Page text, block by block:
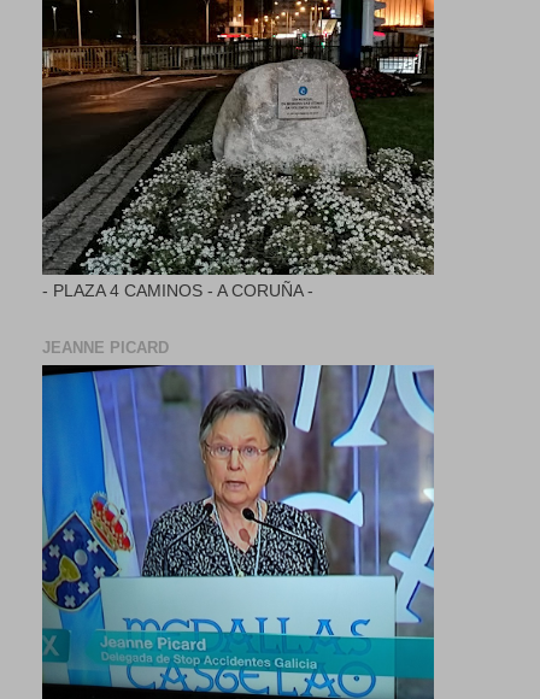
- PLAZA 4 CAMINOS - A CORUÑA -
JEANNE PICARD